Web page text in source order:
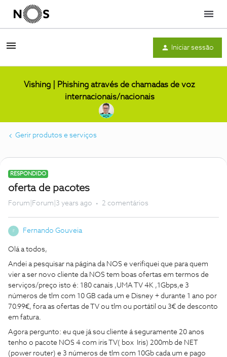
Menu
Iniciar sessão
Vishing | Phishing através de chamadas de voz
internacionais/nacionais
Gerir produtos e serviços
RESPONDIDO
oferta de pacotes
Forum|Forum|3 years ago 2 comentários
F Fernando Gouveia
Olá a todos,
Andei a pesquisar na página da NOS e verifiquei que para quem
vier a ser novo cliente da NOS tem boas ofertas em termos de
serviços/preço isto é: 180 canais ,UMA TV 4K ,1Gbps,e 3
números de tlm com 10 GB cada um e Disney + durante 1 ano por
70.99€, fora as ofertas de TV ou tlm ou portátil ou 3€ de desconto
em fatura.
Agora pergunto: eu que já sou cliente á seguramente 20 anos
tenho o pacote NOS 4 com iris TV( box Iris) 200mb de NET
(power router) e 3 números de tlm com 10Gb cada um e pago